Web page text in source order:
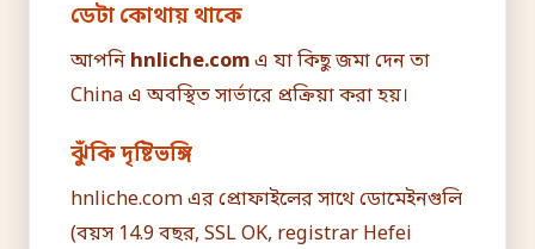
ডেটা কোথায় থাকে
আপনি hnliche.comএ যা কিছু জমা দেন তা
China এ অবস্থিত সার্ভারে প্রক্রিয়া করা হয়।
ঝুঁকি দৃষ্টিভঙ্গি
hnliche.com এর প্রোফাইলের সাথে ডোমেইনগুলি
(বয়স 14.9 বছর, SSL OK, registrar Hefei